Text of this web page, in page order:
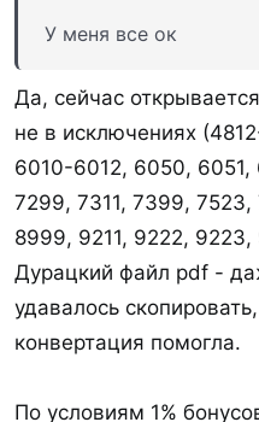
У меня все ок
Да, сейчас
не в исключениях
6010-6012, 6050, 6051,
7299, 7311, 7399,
8999, 9211, 9222,
Дурацкий файл pdf -
удавалось
конвертация помогла.
По условиям 1%